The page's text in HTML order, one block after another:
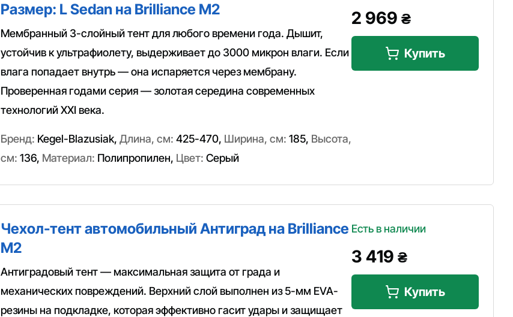
Размер: L Sedan на Brilliance M2
Мембранный 3-слойный тент для любого времени года. Дышит,
устойчив к ультрафиолету, выдерживает до 3000 микрон влаги. Если
влага попадает внутрь — она испаряется через мембрану.
Проверенная годами серия — золотая середина современных
технологий XXI века.
Бренд: Kegel-Blazusiak, Длина, см: 425-470, Ширина, см: 185, Высота,
см: 136, Материал: Полипропилен, Цвет: Серый
2 969 ₴
Купить
Чехол-тент автомобильный Антиград на Brilliance
M2
Антиградовый тент — максимальная защита от града и
механических повреждений. Верхний слой выполнен из 5-мм EVA-
резины на подкладке, которая эффективно гасит удары и защищает
Есть в наличии
3 419 ₴
Купить